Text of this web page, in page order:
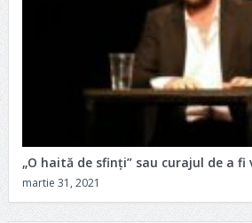
„O haită de sfinți” sau curajul de a fi
martie 31, 2021